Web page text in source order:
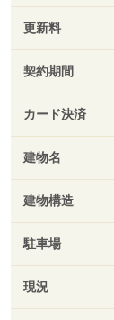
更新料
契約期間
カード決済
建物名
建物構造
駐車場
現況